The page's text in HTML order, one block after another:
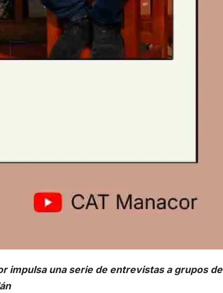
impulsa una serie de entrevistas a grupos de